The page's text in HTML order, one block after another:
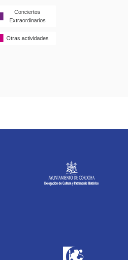
Conciertos
Extraordinarios
Otras actividades